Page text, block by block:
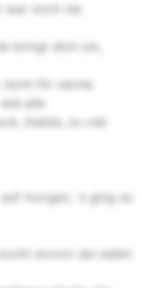
war noch nie
bringt dich um,
nicht für reiche
alle
blabla, zu viel
morgen, 's ging so
wovon sie reden